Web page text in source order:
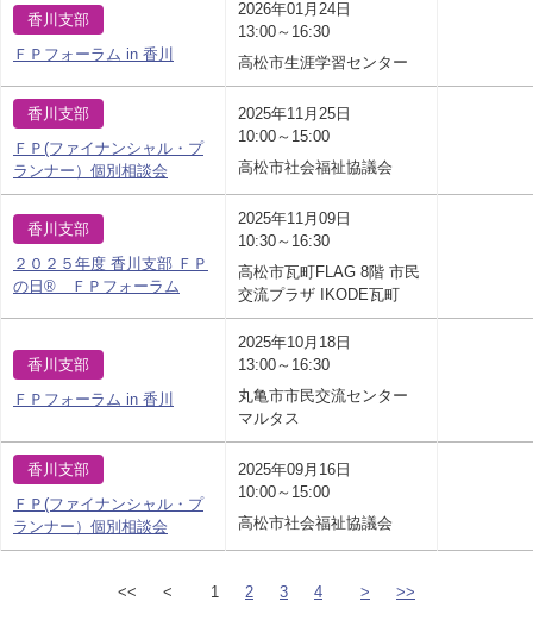
香川支部
ＦＰフォーラム in 香川
2026年01月24日
13:00～16:30
高松市生涯学習センター
香川支部
ＦＰ(ファイナンシャル・プ
ランナー）個別相談会
2025年11月25日
10:00～15:00
高松市社会福祉協議会
香川支部
２０２５年度 香川支部 ＦＰ
の日® ＦＰフォーラム
2025年11月09日
10:30～16:30
高松市瓦町FLAG 8階 市民
交流プラザ IKODE瓦町
香川支部
ＦＰフォーラム in 香川
2025年10月18日
13:00～16:30
丸亀市市民交流センター
マルタス
香川支部
ＦＰ(ファイナンシャル・プ
ランナー）個別相談会
2025年09月16日
10:00～15:00
高松市社会福祉協議会
<< < 1 2 3 4 > >>